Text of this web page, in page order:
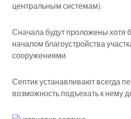
центральным системам).
Сначала будут проложены хотя
началом благоустройства
сооружениями.
Септик устанавливают всегда
возможность подъехать к нему